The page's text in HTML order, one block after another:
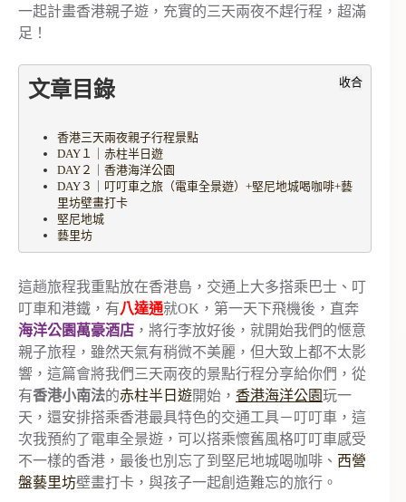
一起計畫香港親子遊，充實的三天兩夜不趕行程，超滿
足！
文章目錄 收合
香港三天兩夜親子行程景點
DAY１｜赤柱半日遊
DAY２｜香港海洋公園
DAY３｜叮叮車之旅（電車全景遊）+堅尼地城喝咖啡+藝
里坊壁畫打卡
堅尼地城
藝里坊
這趟旅程我重點放在香港島，交通上大多搭乘巴士、叮
叮車和港鐵，有八達通就OK，第一天下飛機後，直奔
海洋公園萬豪酒店 ，將行李放好後，就開始我們的愜意
親子旅程，雖然天氣有稍微不美麗，但大致上都不太影
響，這篇會將我們三天兩夜的景點行程分享給你們，從
有香港小南法的赤柱半日遊開始， 香港海洋公園玩一
天，還安排搭乘香港最具特色的交通工具－叮叮車，這
次我預約了電車全景遊，可以搭乘懷舊風格叮叮車感受
不一樣的香港，最後也別忘了到堅尼地城喝咖啡、 西營
盤藝里坊壁畫打卡，與孩子一起創造難忘的旅行。